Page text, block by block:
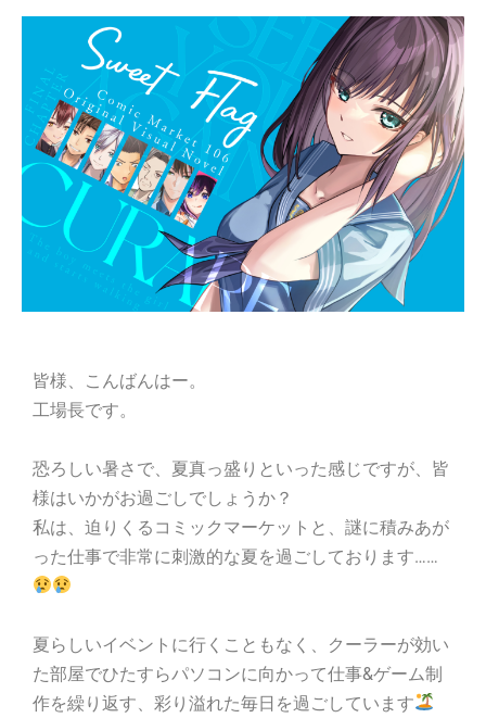
皆様、こんばんはー。
工場長です。
恐ろしい暑さで、夏真っ盛りといった感じですが、皆
様はいかがお過ごしでしょうか？
私は、迫りくるコミックマーケットと、謎に積みあが
った仕事で非常に刺激的な夏を過ごしております……
夏らしいイベントに行くこともなく、クーラーが効い
た部屋でひたすらパソコンに向かって仕事&ゲーム制
作を繰り返す、彩り溢れた毎日を過ごしています